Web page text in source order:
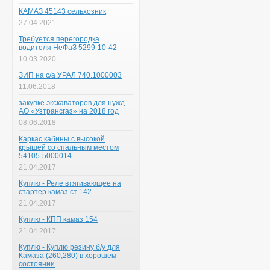
КАМАЗ 45143 сельхозник
27.04.2021
Требуется перегородка
водителя НеФаЗ 5299-10-42
10.03.2020
ЗИП на с/а УРАЛ 740.1000003
11.06.2018
закупке экскаваторов для нужд
АО «Узтрансгаз» на 2018 год
08.06.2018
Каркас кабины с высокой
крышей со спальным местом
54105-5000014
21.04.2017
Куплю - Реле втягивающее на
стартер камаз ст 142
21.04.2017
Куплю - КПП камаз 154
21.04.2017
Куплю - Куплю резину б/у для
Камаза (260,280) в хорошем
состоянии